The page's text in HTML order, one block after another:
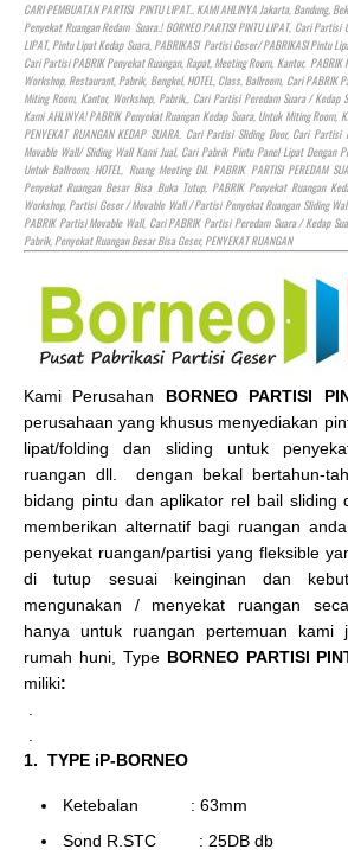
CARI PEMBUATAN PARTISI PINTU LIPAT.. KAMI AHLINYA Jakarta, Bandung,
Penyekat Ruangan Redam Suara.! BORNEO PARTISI PINTU LIPAT, Cari Partisi
LIPAT, Pintu Lipat Kedap Suara, PABRIKASI Partisi Geser/ PABRIKASI Pintu
Cari Partisi PABRIK Penyekat Ruangan, Rapat, Meeting Room, Kantor, PABRIK
Workshop, Restaurant, Pabrik, Bengkel,HOTEL, Class, Ballroom, Cari PABRIK
Miting Room, Kantor, Workshop, Pabrik,, Cari Partisi Peredam Suara / Kedap
Kami AHLINYA! PABRIK Penyekat Ruangan Kedap Suara, Untuk Miting Room,
PENYEKAT RUANGAN KEDAP SUARA. Cari Partisi Sliding Door, Cari
Movable Wall/ Sliding Wall Kami Jual, Cari Pabrik Pintu Panel Lipat Dengan
Untuk Ballroom,HOTEL, Ruang Meeting Dll. PABRIK PARTISI PEREDAM
Penyekat Ruangan Besar Bisa Buka Tutup, PABRIK Penyekat Ruangan
Workshop, Partisi Geser / Movable Wall / Partisi Penyekat Ruangan Sliding
PABRIK Partisi Movable Wall, Cari PABRIK Partisi Peredam Suara / Kedap
Pabrik, Penyekat Ruangan Besar Bisa Geser, PENYEKAT RUANGAN
Kami Perusahan BORNEO PARTISI
perusahaan yang khusus menyediakan
lipat/folding dan sliding untuk
ruangan dll. dengan bekal bertahun-
bidang pintu dan aplikator rel bail sliding
memberikan alternatif bagi ruangan
penyekat ruangan/partisi yang fleksible
di tutup sesuai keinginan dan
mengunakan / menyekat ruangan
hanya untuk ruangan pertemuan kami
rumah huni, Type BORNEO PARTISI
miliki:
1. TYPE iP-BORNEO
Ketebalan : 63mm
Sond R.STC : 25DB db